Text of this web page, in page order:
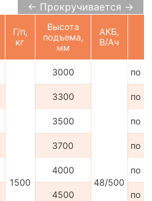
← Прокручивается →
Г/п,
кг
Высота
подъема,
мм
АКБ,
В/Ач
1500
3000
48/500
по
3300 по
3500 по
3700 по
4000 по
4500 по